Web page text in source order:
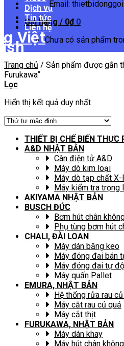
Email:
Giỏ hàng / 0₫ 0
Chưa có sản phẩm
Dịch vụ
Tin tức
Liên hệ
Trang chủ / Sản phẩm được gắn
Furukawa”
Lọc
Hiển thị kết quả duy nhất
THIẾT BỊ CHẾ BIẾN THỰC
A&D NHẬT BẢN
Cân điện tử A&D
Máy dò kim loại
Máy dò tạp chất X-
Máy kiểm tra trọng
AKIYAMA NHẬT BẢN
BUSCH ĐỨC
Bơm hút chân
Phụ tùng bơm hút
CHALI, ĐÀI LOAN
Máy dán băng keo
Máy đóng đai bán
Máy đóng đai tự
Máy quấn Pallet
EMURA, NHẬT BẢN
Hệ thống rửa rau
Máy cắt rau củ quả
Máy cắt thịt
FURUKAWA, NHẬT BẢN
Máy dán khay
Máy hút chân